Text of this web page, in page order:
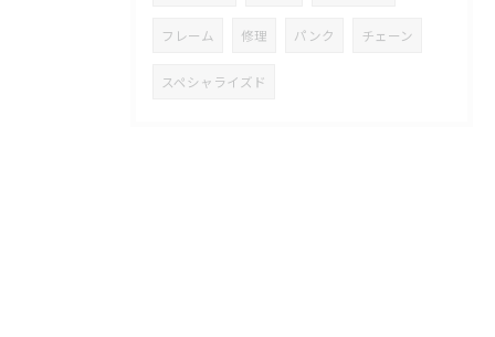
フレーム 修理 パンク チェーン
スペシャライズド